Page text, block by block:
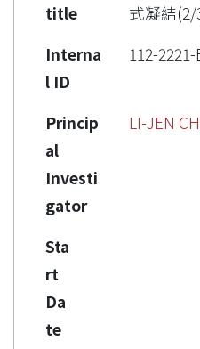
title
式凝結(2/
Interna
l ID
112-
Princip
al
Investi
gator
LI-JEN
Sta
rt
Da
te